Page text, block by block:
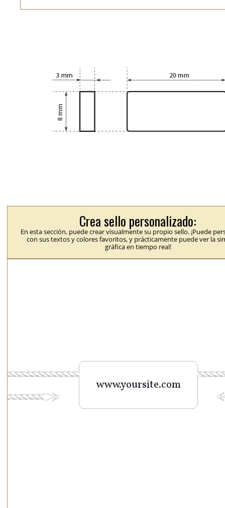
Crea sello personalizado:
En esta sección, puede crear visualmente su propio sello. ¡Puede
con sus textos y colores favoritos, y prácticamente puede ver la
gráfica en tiempo real!